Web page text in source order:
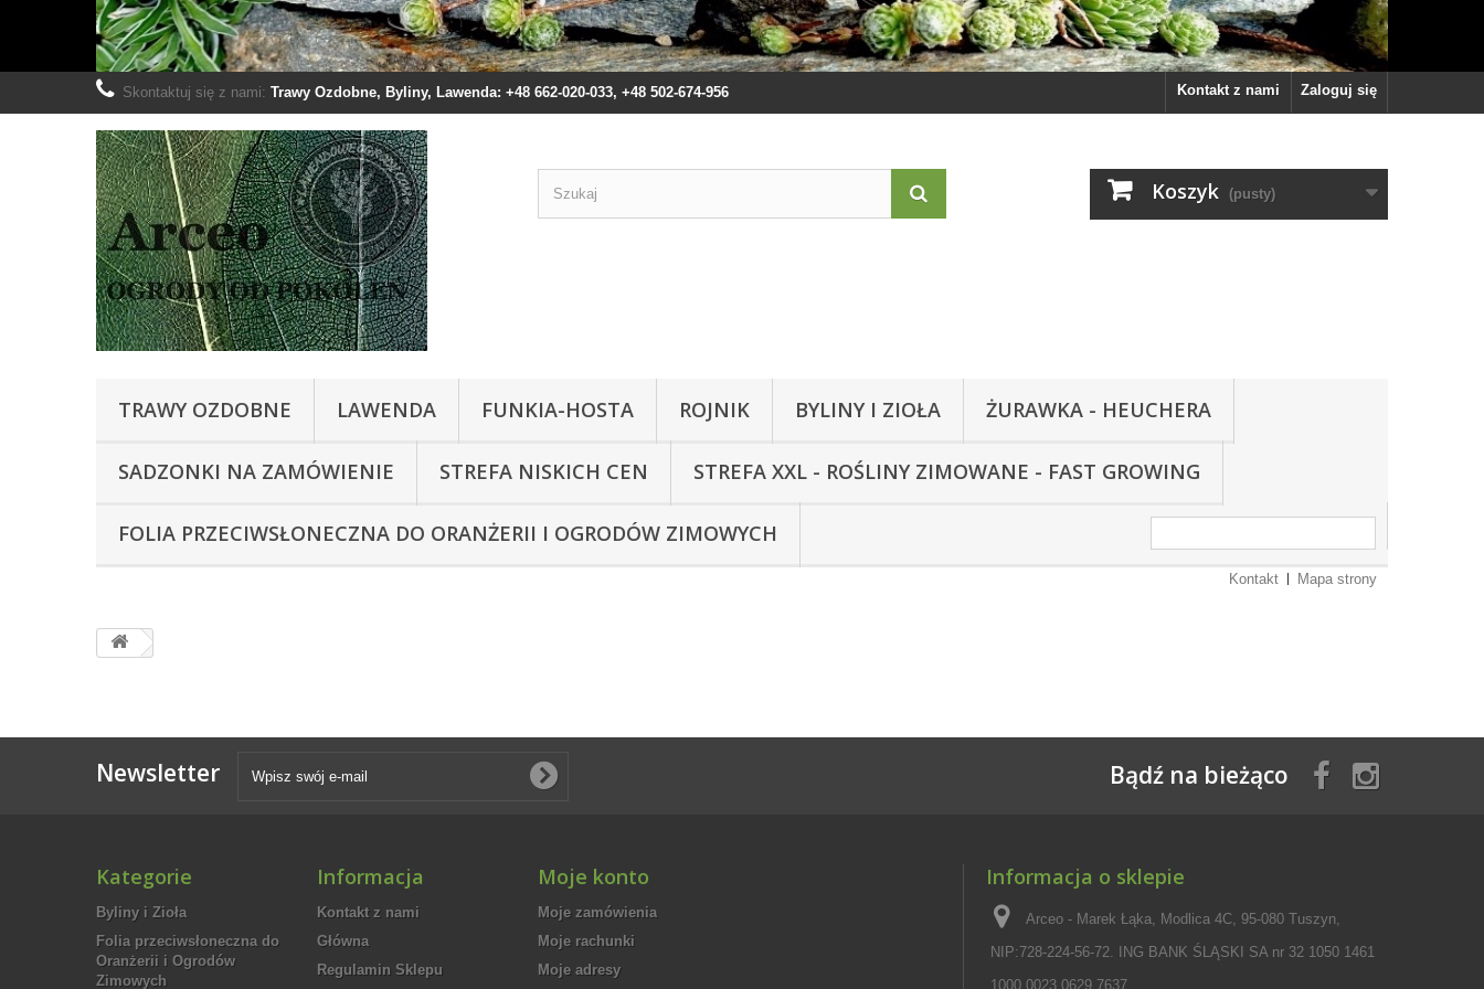
Zaloguj się
Kontakt z nami
Skontaktuj się z nami: Trawy Ozdobne, Byliny, Lawenda: +48 662-020-033, +48 502-674-956
Koszyk (pusty)
TRAWY OZDOBNE LAWENDA FUNKIA-HOSTA ROJNIK BYLINY I ZIOŁA ŻURAWKA - HEUCHERA
SADZONKI NA ZAMÓWIENIE STREFA NISKICH CEN STREFA XXL - ROŚLINY ZIMOWANE - FAST GROWING
FOLIA PRZECIWSŁONECZNA DO ORANŻERII I OGRODÓW ZIMOWYCH
Kontakt Mapa strony
Newsletter Bądź na bieżąco
Kategorie
Byliny i Zioła
Folia przeciwsłoneczna do
Oranżerii i Ogrodów
Zimowych
Informacja
Kontakt z nami
Główna
Regulamin Sklepu
Moje konto
Moje zamówienia
Moje rachunki
Moje adresy
Informacja o sklepie
Arceo - Marek Łąka, Modlica 4C, 95-080 Tuszyn,
NIP:728-224-56-72. ING BANK ŚLĄSKI SA nr 32 1050 1461
1000 0023 0629 7637